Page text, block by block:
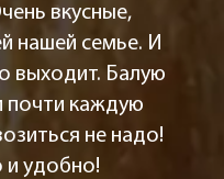
вкусные,
нашей семье. И
выходит. Балую
почти каждую
не надо!
и удобно!